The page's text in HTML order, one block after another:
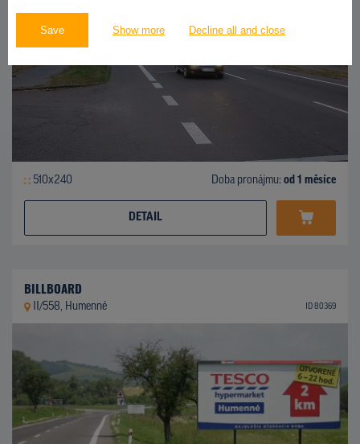
Save Show more Decline all and close
510x240 Doba pronájmu: od 1 měsíce
DETAIL
BILLBOARD
II/558, Humenné ID 80369